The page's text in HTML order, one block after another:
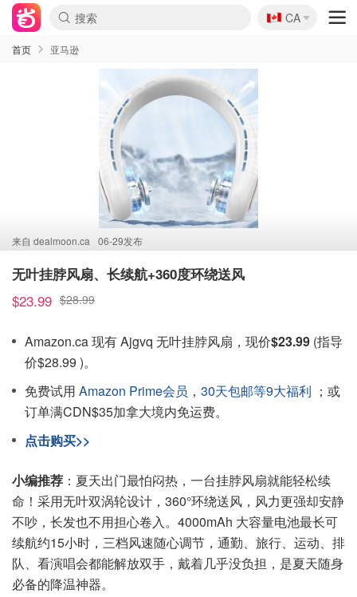
🇨🇦
CA
首页 亚马逊
来自 dealmoon.ca 06-29发布
无叶挂脖风扇、长续航+360度环绕送风
$23.99 $28.99
Amazon.ca 现有 Ajgvq 无叶挂脖风扇，现价$23.99 (指导
价$28.99 )。
免费试用 Amazon Prime会员 ， 30天包邮等9大福利 ；或
订单满CDN$35加拿大境内免运费。
点击购买>>
小编推荐 ：夏天出门最怕闷热，一台挂脖风扇就能轻松续
命！采用无叶双涡轮设计，360°环绕送风，风力更强却安静
不吵，长发也不用担心卷入。4000mAh 大容量电池最长可
续航约15小时，三档风速随心调节，通勤、旅行、运动、排
队、看演唱会都能解放双手，戴着几乎没负担，是夏天随身
必备的降温神器。